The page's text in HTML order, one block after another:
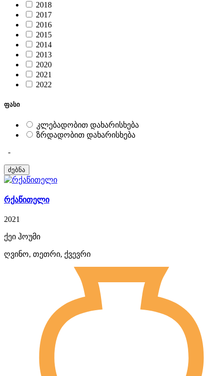
2018
2017
2016
2015
2014
2013
2020
2021
2022
ფასი
კლებადობით დახარისხება
ზრდადობით დახარისხება
-
რქაწითელი
2021
ქეი ჰოუმი
ღვინო, თეთრი, ქვევრი